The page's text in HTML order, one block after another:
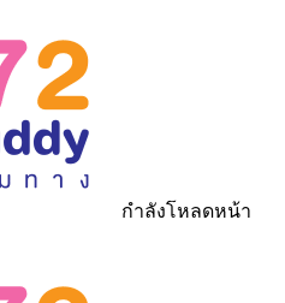
กำลังโหลดหน้า